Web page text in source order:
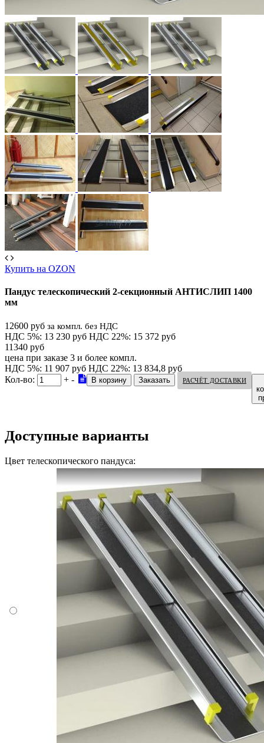
Купить на OZON
Пандус телескопический 2-секционный АНТИСЛИП 1400
мм
12600 руб за компл. без НДС
НДС 5%: 13 230 руб НДС 22%: 15 372 руб
11340 руб
цена при заказе 3 и более компл.
НДС 5%: 11 907 руб НДС 22%: 13 834,8 руб
Кол-во:
+ - РАСЧЁТ ДОСТАВКИ
Доступные варианты
Цвет телескопического пандуса: